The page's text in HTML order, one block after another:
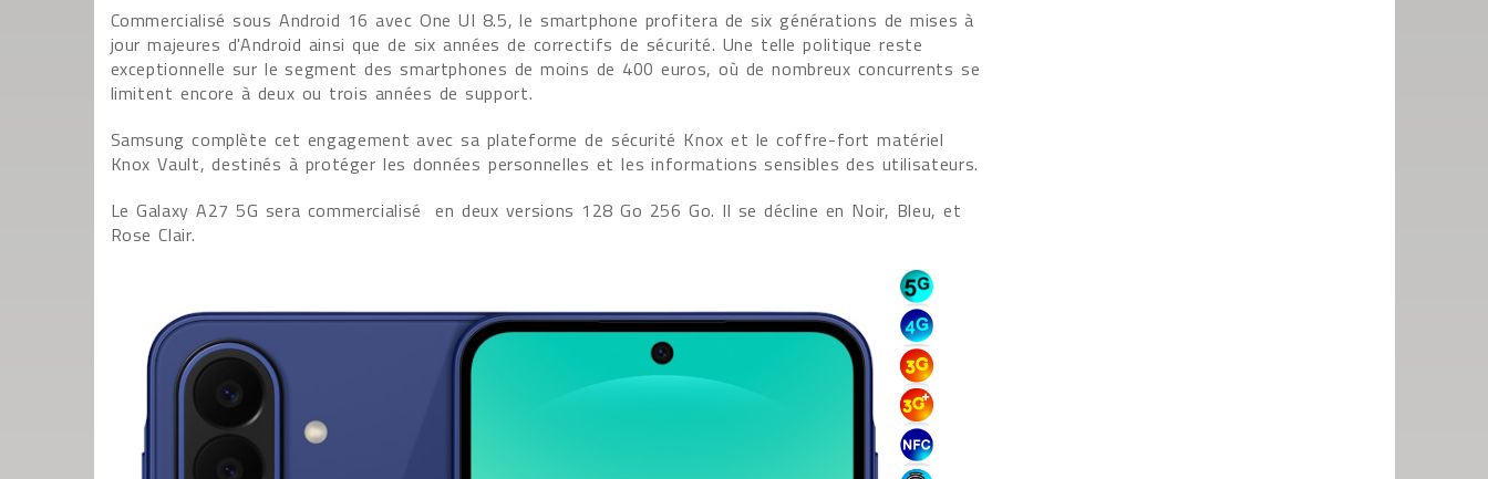
Commercialisé sous Android 16 avec One UI 8.5, le smartphone profitera de six générations de mises à
jour majeures d'Android ainsi que de six années de correctifs de sécurité. Une telle politique reste
exceptionnelle sur le segment des smartphones de moins de 400 euros, où de nombreux concurrents se
limitent encore à deux ou trois années de support.
Samsung complète cet engagement avec sa plateforme de sécurité Knox et le coffre-fort matériel
Knox Vault, destinés à protéger les données personnelles et les informations sensibles des utilisateurs.
Le Galaxy A27 5G sera commercialisé en deux versions 128 Go 256 Go. Il se décline en Noir, Bleu, et
Rose Clair.